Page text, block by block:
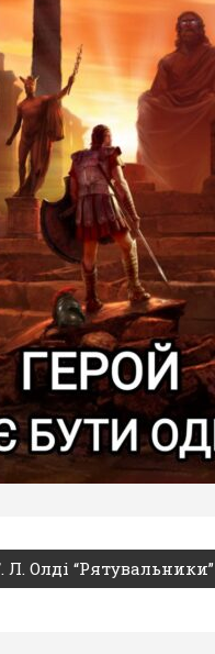
Л. Олді